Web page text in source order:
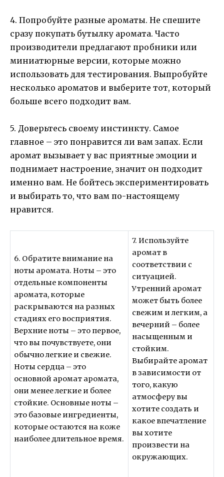
4. Попробуйте разные ароматы. Не спешите
сразу покупать бутылку аромата. Часто
производители предлагают пробники или
миниатюрные версии, которые можно
использовать для тестирования. Выпробуйте
несколько ароматов и выберите тот, который
больше всего подходит вам.
5. Доверьтесь своему инстинкту. Самое
главное – это понравится ли вам запах. Если
аромат вызывает у вас приятные эмоции и
поднимает настроение, значит он подходит
именно вам. Не бойтесь экспериментировать
и выбирать то, что вам по-настоящему
нравится.
6. Обратите внимание на
ноты аромата. Ноты – это
отдельные компоненты
аромата, которые
раскрываются на разных
стадиях его восприятия.
Верхние ноты – это первое,
что вы почувствуете, они
обычно легкие и свежие.
Ноты сердца – это
основной аромат аромата,
они менее легкие и более
стойкие. Основные ноты –
это базовые ингредиенты,
которые остаются на коже
наиболее длительное время.
7. Используйте
аромат в
соответствии с
ситуацией.
Утренний аромат
может быть более
свежим и легким, а
вечерний – более
насыщенным и
стойким.
Выбирайте аромат
в зависимости от
того, какую
атмосферу вы
хотите создать и
какое впечатление
вы хотите
произвести на
окружающих.